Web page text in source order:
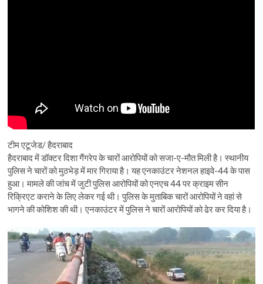
टीम एटूजेड/ हैदराबाद
हैदराबाद में डॉक्टर दिशा गैंगरेप के चारों आरोपियों को सजा-ए-मौत मिली है। स्थानीय
पुलिस ने चारों को मुठभेड़ में मार गिराया है। यह एनकाउंटर नेशनल हाइवे-44 के पास
हुआ। मामले की जांच में जुटी पुलिस आरोपियों को एनएच 44 पर क्राइम सीन
रिक्रिएट कराने के लिए लेकर गई थी। पुलिस के मुताबिक चारों आरोपियों ने वहां से
भागने की कोशिश की थी। एनकाउंटर में पुलिस ने चारों आरोपियों को ढेर कर दिया है।